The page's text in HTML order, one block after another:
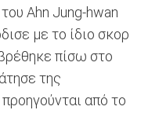
Ahn Jung-hwan
με το ίδιο σκορ
πίσω στο
της
από το